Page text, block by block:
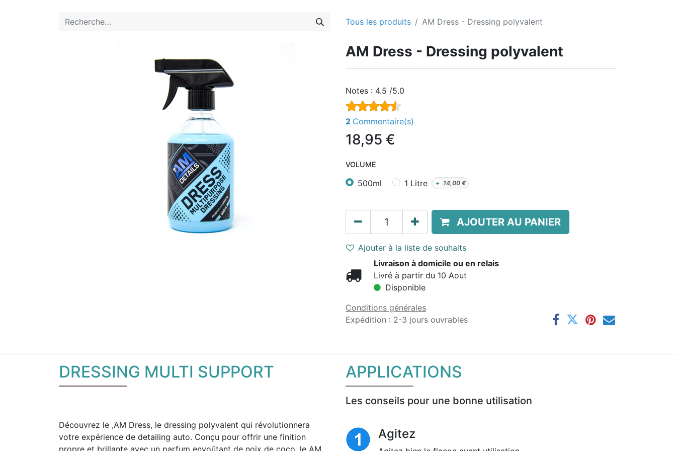
Tous les produits AM Dress - Dressing polyvalent
AM Dress - Dressing polyvalent
Notes : 4.5 /5.0
2 Commentaire(s)
18,95 €
VOLUME
500ml 1 Litre + 14,00 €
AJOUTER AU PANIER
Ajouter à la liste de souhaits
Livraison à domicile ou en relais
Livré à partir du 10 Aout
Disponible
Conditions générales
Expédition : 2-3 jours ouvrables
DRESSING MULTI SUPPORT
Découvrez le ,AM Dress, le dressing polyvalent qui révolutionnera
votre expérience de detailing auto. Conçu pour offrir une finition
APPLICATIONS
Les conseils pour une bonne utilisation
Agitez